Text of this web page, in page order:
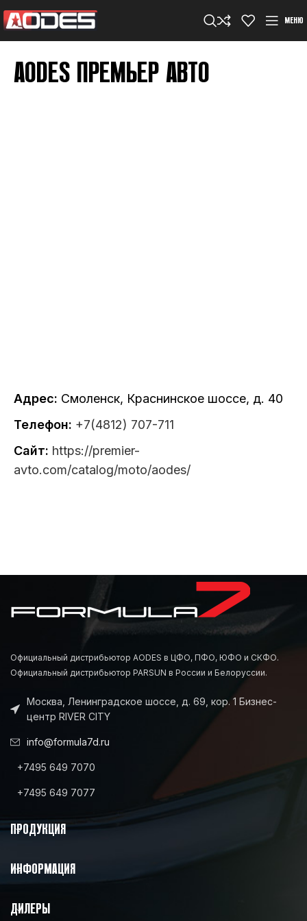
МЕНЮ
AODES ПРЕМЬЕР АВТО
Адрес: Смоленск, Краснинское шоссе, д. 40
Телефон: +7(4812) 707-711
Сайт: https://premier-
avto.com/catalog/moto/aodes/
Официальный дистрибьютор AODES в ЦФО, ПФО, ЮФО и СКФО.
Официальный дистрибьютор PARSUN в России и Белоруссии.
Москва, Ленинградское шоссе, д. 69, кор. 1 Бизнес-
центр RIVER CITY
info@formula7d.ru
+7495 649 7070
+7495 649 7077
ПРОДУКЦИЯ
ИНФОРМАЦИЯ
ДИЛЕРЫ